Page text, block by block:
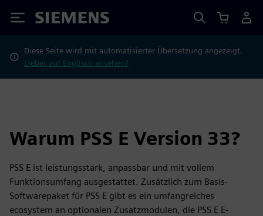
Siemens
Diese Seite wird mit automatisierter Übersetzung angezeigt.
Lieber auf Englisch ansehen?
Warum PSS E Version 33?
PSS E ist leistungsstark, anpassbar und mit vollem
Funktionsumfang ausgestattet. Zusätzlich zum Basis-
Softwarepaket für PSS E gibt es ein umfangreiches
ecosystem an optionalen Zusatzmodulen, die PSS E E-